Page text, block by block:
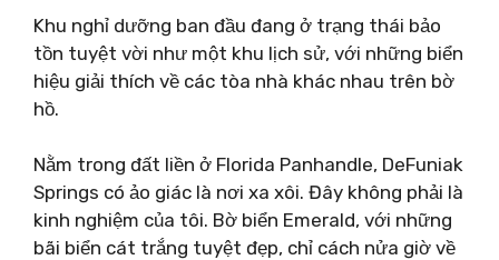
Khu nghỉ dưỡng ban đầu đang ở trạng thái bảo
tồn tuyệt vời như một khu lịch sử, với những biển
hiệu giải thích về các tòa nhà khác nhau trên bờ
hồ.
Nằm trong đất liền ở Florida Panhandle, DeFuniak
Springs có ảo giác là nơi xa xôi. Đây không phải là
kinh nghiệm của tôi. Bờ biển Emerald, với những
bãi biển cát trắng tuyệt đẹp, chỉ cách nửa giờ về